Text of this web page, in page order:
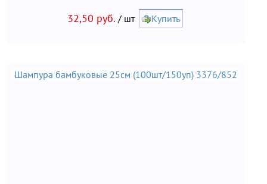
32,50 руб. / шт Купить
Шампура бамбуковые 25см (100шт/150уп) 3376/852